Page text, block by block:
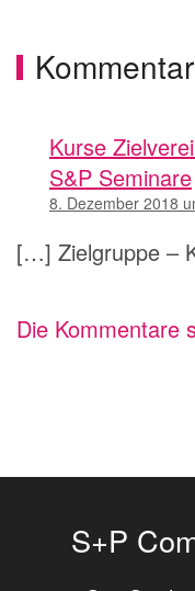
Kommentar
Kurse
S&P Seminare
8. Dezember 2018
[…] Zielgruppe –
Die Kommentare
S+P